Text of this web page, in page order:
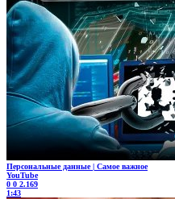
Персональные данные | Самое важное
YouTube
0 0 2.169
1:43